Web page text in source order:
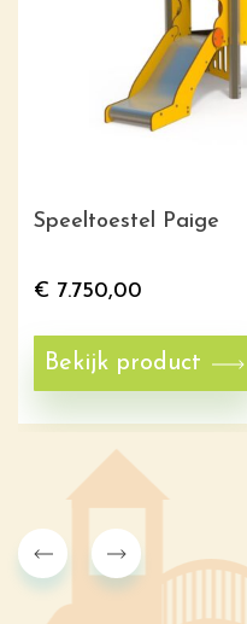
Speeltoestel Paige
€ 7.750,00
Bekijk product